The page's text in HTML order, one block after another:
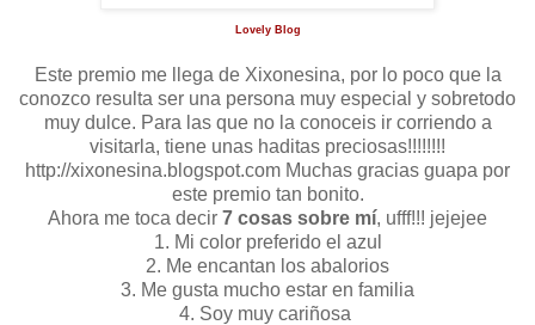
Lovely Blog
Este premio me llega de Xixonesina, por lo poco que la
conozco resulta ser una persona muy especial y sobretodo
muy dulce. Para las que no la conoceis ir corriendo a
visitarla, tiene unas haditas preciosas!!!!!!!!
http://xixonesina.blogspot.com Muchas gracias guapa por
este premio tan bonito.
Ahora me toca decir 7 cosas sobre mí, ufff!!! jejejee
1. Mi color preferido el azul
2. Me encantan los abalorios
3. Me gusta mucho estar en familia
4. Soy muy cariñosa